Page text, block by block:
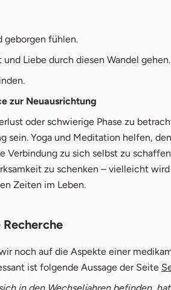
geborgen fühlen.
Liebe durch diesen Wandel gehen.
zur Neuausrichtung
oder schwierige Phase zu
sein. Yoga und Meditation helfen,
zu sich selbst zu
zu schenken – vielleicht wird
Zeiten im Leben.
noch auf die Aspekte einer
ist folgende Aussage der Seite